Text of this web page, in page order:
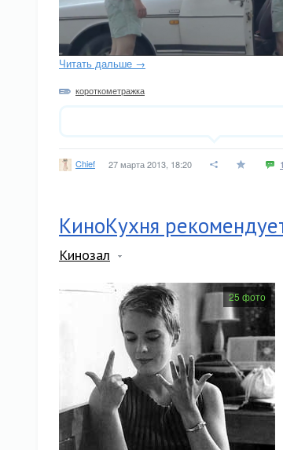
Читать дальше →
короткометражка
Chief 27 марта 2013, 18:20 1
КиноКухня
Кинозал
25 фото